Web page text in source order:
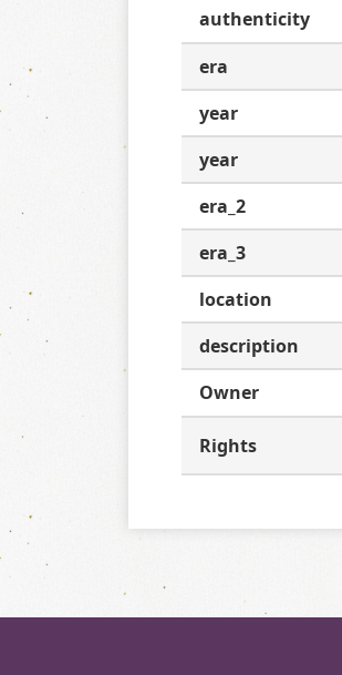
authenticity
era
year
year
era_2
era_3
location
description
Owner
Rights